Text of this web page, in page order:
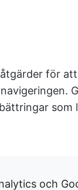
för
som
och